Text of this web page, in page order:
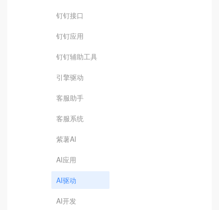
钉钉接口
钉钉应用
钉钉辅助工具
引擎驱动
客服助手
客服系统
紫薯AI
AI应用
AI驱动
AI开发